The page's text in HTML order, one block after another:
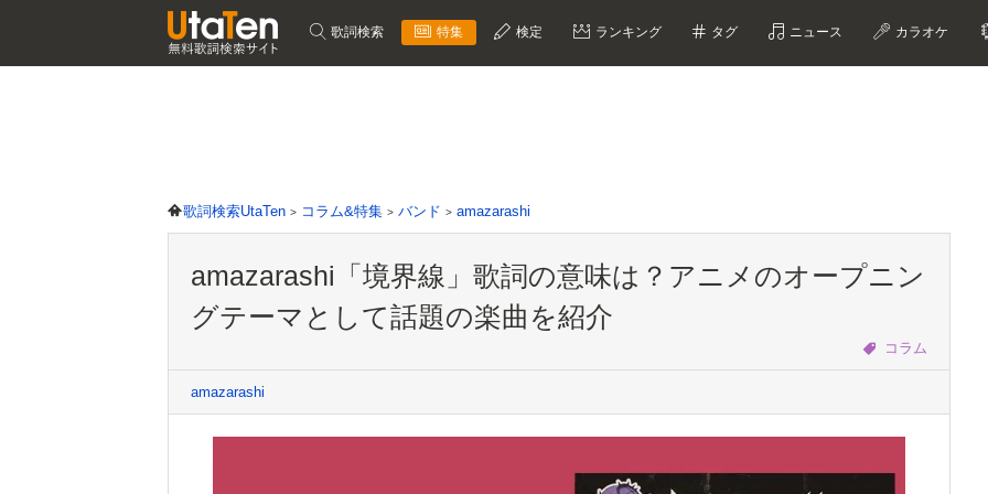
歌詞検索 特集 検定 ランキング タグ ニュース カラオケ
歌詞検索UtaTen コラム&特集 バンド amazarashi
amazarashi「境界線」歌詞の意味は？アニメのオープニン
グテーマとして話題の楽曲を紹介
コラム
amazarashi